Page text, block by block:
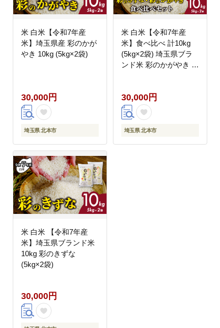
米 白米【令和7年産
米】埼玉県産 彩のかが
やき 10kg (5kg×2袋)
30,000円
埼玉県 北本市
米 白米【令和7年産
米】食べ比べ 計10kg
(5kg×2袋) 埼玉県ブラ
ンド米 彩のかがやき 彩
30,000円
埼玉県 北本市
米 白米 【令和7年産
米】埼玉県ブランド米
10kg 彩のきずな
(5kg×2袋)
30,000円